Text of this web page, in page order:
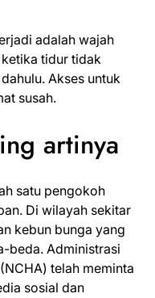
adalah wajah
tidur tidak
Akses untuk
susah.
artinya
satu pengokoh
Di wilayah sekitar
kebun bunga yang
beda. Administrasi
telah meminta
sosial dan